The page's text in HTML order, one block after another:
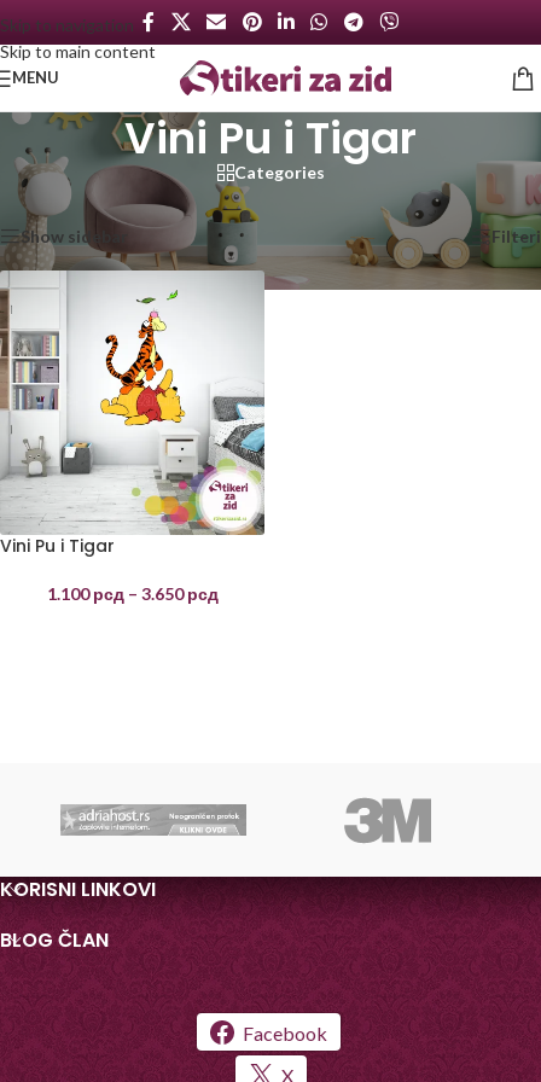
Skip to navigation
Skip to main content
MENU
Vini Pu i Tigar
Categories
Početna
Proizvod označen „Vini Pu i Tigar“ Prikazan jedan rezultat
Show sidebar Filteri
Vini Pu i Tigar
1.100рсд – 3.650рсд
KORISNI LINKOVI
BLOG ČLAN
Facebook
X